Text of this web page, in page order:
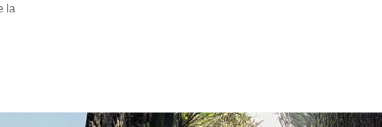
la